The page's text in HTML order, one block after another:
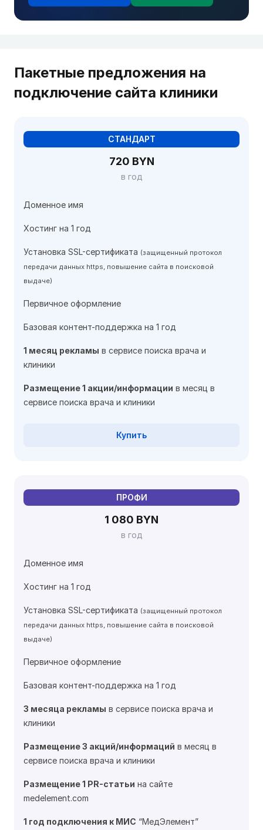
Пакетные предложения на
подключение сайта клиники
СТАНДАРТ
720 BYN
в год
Доменное имя
Хостинг на 1 год
Установка SSL-сертификата (защищенный протокол
передачи данных https, повышение сайта в поисковой
выдаче)
Первичное оформление
Базовая контент-поддержка на 1 год
1 месяц рекламы в сервисе поиска врача и
клиники
Размещение 1 акции/информации в месяц в
сервисе поиска врача и клиники
Купить
ПРОФИ
1 080 BYN
в год
Доменное имя
Хостинг на 1 год
Установка SSL-сертификата (защищенный протокол
передачи данных https, повышение сайта в поисковой
выдаче)
Первичное оформление
Базовая контент-поддержка на 1 год
3 месяца рекламы в сервисе поиска врача и
клиники
Размещение 3 акций/информаций в месяц в
сервисе поиска врача и клиники
Размещение 1 PR-статьи на сайте
medelement.com
1 год подключения к МИС “МедЭлемент”